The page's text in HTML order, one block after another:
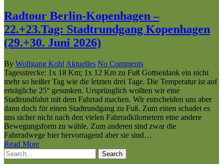
Radtour Berlin-Kopenhagen –
22.+23.Tag: Stadtrundgang Kopenhagen
(29.+30. Juni 2026)
By Wolfgang Kohl Aktuelles No Comments
Tagesstrecke: 1x 18 Km; 1x 12 Km zu Fuß Gottseidank ein nicht
mehr so heißer Tag wie die letzten drei Tage. Die Temperatur ist auf
erträgliche 25° gesunken. Ursprünglich wollten wir eine
Stadtrundfahrt mit dem Fahrrad machen. Wir entscheiden uns aber
dann doch für einen Stadtrundgang zu Fuß. Zum einen schadet es
uns sicher nicht nach den vielen Fahrradkilometern eine andere
Bewegungsform zu wähle. Zum anderen sind zwar die
Fahrradwege hier hervorragend aber sie sind…
Read More
Search